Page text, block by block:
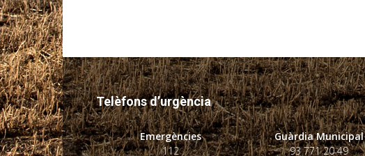
Telèfons d’urgència
Emergències
112
Guàrdia Municipal
93 771 20 49